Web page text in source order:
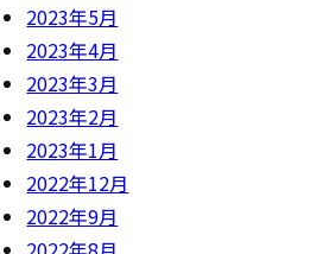
2023年5月
2023年4月
2023年3月
2023年2月
2023年1月
2022年12月
2022年9月